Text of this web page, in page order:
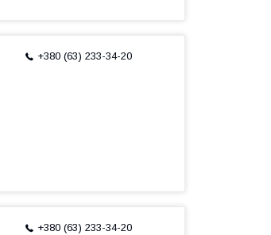
+380 (63) 233-34-20
+380 (63) 233-34-20